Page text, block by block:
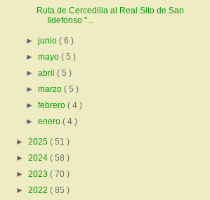
Ruta de Cercedilla al Real Sito de San
Ildefonso "...
►junio( 6 )
►mayo( 5 )
►abril( 5 )
►marzo( 5 )
►febrero( 4 )
►enero( 4 )
► 2025 ( 51 )
► 2024 ( 58 )
► 2023 ( 70 )
► 2022 ( 85 )